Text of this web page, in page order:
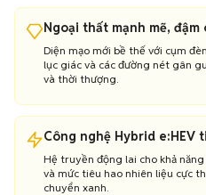
CR-V 2008-2013
Ngoại thất mạnh mẽ, đậm
Diện mạo mới bề thế với cụm
lục giác và các đường nét gân
và thời thượng.
Công nghệ Hybrid e:HEV
Hệ truyền động lai cho khả
và mức tiêu hao nhiên liệu cực
chuyển xanh.